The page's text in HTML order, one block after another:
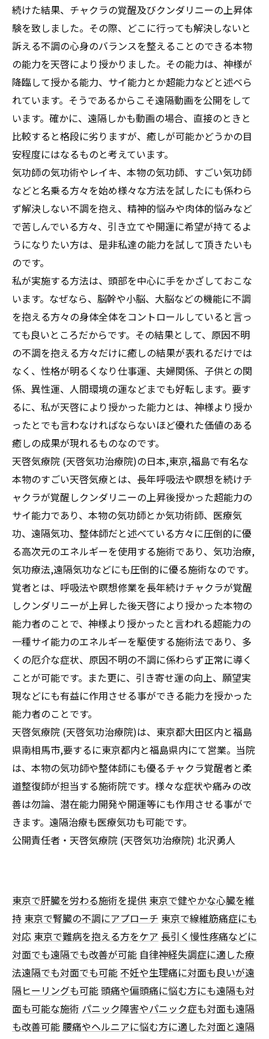
続けた結果、チャクラの覚醒及びクンダリニーの上昇体
験を致しました。その際、どこに行っても解決しないと
訴える不調の心身のバランスを整えることのできる本物
の能力を天啓により授かりました。その能力は、神様が
降臨して授かる能力、サイ能力とか超能力などと述べら
れています。そうであるからこそ遠隔動画を公開をして
います。確かに、遠隔しかも動画の場合、直接のときと
比較すると格段に劣りますが、癒しが可能かどうかの目
安程度にはなるものと考えています。
気功師の気功術やレイキ、本物の気功師、すごい気功師
などと名乗る方々を始め様々な方法を試したにも係わら
ず解決しない不調を抱え、精神的悩みや肉体的悩みなど
で苦しんでいる方々、引き立てや開運に希望が持てるよ
うになりたい方は、是非私達の能力を試して頂きたいも
のです。
私が実施する方法は、頭部を中心に手をかざしておこな
います。なぜなら、脳幹や小脳、大脳などの機能に不調
を抱える方々の身体全体をコントロールしていると言っ
ても良いところだからです。その結果として、原因不明
の不調を抱える方々だけに癒しの結果が表れるだけでは
なく、性格が明るくなり仕事運、夫婦関係、子供との関
係、異性運、人間環境の運などまでも好転します。要す
るに、私が天啓により授かった能力とは、神様より授か
ったとでも言わなければならないほど優れた価値のある
癒しの成果が現れるものなのです。
天啓気療院 (天啓気功治療院)の日本,東京,福島で有名な
本物のすごい天啓気療とは、長年呼吸法や瞑想を続けチ
ャクラが覚醒しクンダリニーの上昇後授かった超能力の
サイ能力であり、本物の気功師とか気功術師、医療気
功、遠隔気功、整体師だと述べている方々に圧倒的に優
る高次元のエネルギーを使用する施術であり、気功治療,
気功療法,遠隔気功などにも圧倒的に優る施術なのです。
覚者とは、呼吸法や瞑想修業を長年続けチャクラが覚醒
しクンダリニーが上昇した後天啓により授かった本物の
能力者のことで、神様より授かったと言われる超能力の
一種サイ能力のエネルギーを駆使する施術法であり、多
くの厄介な症状、原因不明の不調に係わらず正常に導く
ことが可能です。また更に、引き寄せ運の向上、願望実
現などにも有益に作用させる事ができる能力を授かった
能力者のことです。
天啓気療院 (天啓気功治療院)は、東京都大田区内と福島
県南相馬市,要するに東京都内と福島県内にて営業。当院
は、本物の気功師や整体師にも優るチャクラ覚醒者と柔
道整復師が担当する施術院です。様々な症状や痛みの改
善は勿論、潜在能力開発や開運等にも作用させる事がで
きます。遠隔治療も医療気功も可能です。
公開責任者・天啓気療院 (天啓気功治療院) 北沢勇人
東京で肝臓を労わる施術を提供 東京で健やかな心臓を維
持 東京で腎臓の不調にアプローチ 東京で線維筋痛症にも
対応 東京で難病を抱える方をケア 長引く慢性疼痛などに
対面でも遠隔でも改善が可能 自律神経失調症に適した療
法遠隔でも対面でも可能不妊や生理痛に対面も良いが遠
隔ヒーリングも可能頭痛や偏頭痛に悩む方にも遠隔も対
面も可能な施術 パニック障害やパニック症も対面も遠隔
も改善可能腰痛やヘルニアに悩む方に適した対面と遠隔